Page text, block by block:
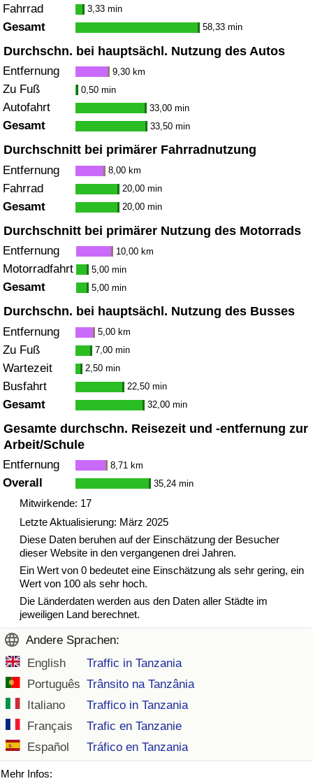
Fahrrad 3,33 min
Gesamt 58,33 min
Durchschn. bei hauptsächl. Nutzung des Autos
Entfernung 9,30 km
Zu Fuß 0,50 min
Autofahrt 33,00 min
Gesamt 33,50 min
Durchschnitt bei primärer Fahrradnutzung
Entfernung 8,00 km
Fahrrad 20,00 min
Gesamt 20,00 min
Durchschnitt bei primärer Nutzung des Motorrads
Entfernung 10,00 km
Motorradfahrt 5,00 min
Gesamt 5,00 min
Durchschn. bei hauptsächl. Nutzung des Busses
Entfernung 5,00 km
Zu Fuß 7,00 min
Wartezeit 2,50 min
Busfahrt 22,50 min
Gesamt 32,00 min
Gesamte durchschn. Reisezeit und -entfernung zur
Arbeit/Schule
Entfernung 8,71 km
Overall 35,24 min
Mitwirkende: 17
Letzte Aktualisierung: März 2025
Diese Daten beruhen auf der Einschätzung der Besucher
dieser Website in den vergangenen drei Jahren.
Ein Wert von 0 bedeutet eine Einschätzung als sehr gering, ein
Wert von 100 als sehr hoch.
Die Länderdaten werden aus den Daten aller Städte im
jeweiligen Land berechnet.
Andere Sprachen:
English
Traffic in Tanzania
Português Trânsito na Tanzânia
Italiano
Traffico in Tanzania
Français
Trafic en Tanzanie
Español
Tráfico en Tanzania
Mehr Infos: